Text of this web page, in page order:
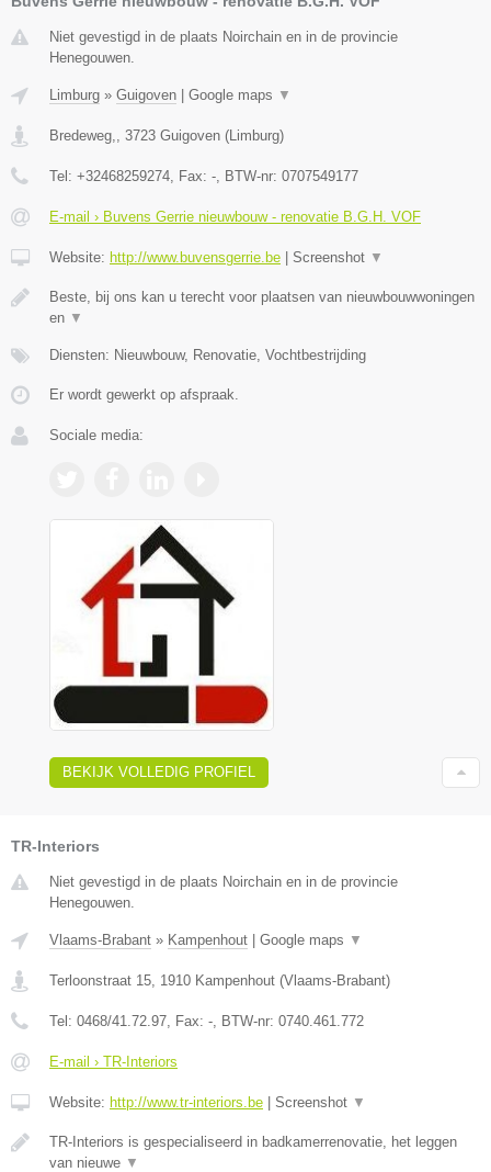
Niet gevestigd in de plaats Noirchain en in de provincie
Henegouwen.
Limburg » Guigoven | Google maps ▼
Bredeweg, 3723 Guigoven (Limburg)
Tel: +32468259274 , Fax: - , BTW-nr: 0707549177
E-mail › Buvens Gerrie nieuwbouw - renovatie B.G.H. VOF
Website: http://www.buvensgerrie.be | Screenshot ▼
Beste, bij ons kan u terecht voor plaatsen van nieuwbouwwoningen
en ▼
Diensten: Nieuwbouw, Renovatie, Vochtbestrijding
Er wordt gewerkt op afspraak.
Sociale media:
BEKIJK VOLLEDIG PROFIEL
TR-Interiors
Niet gevestigd in de plaats Noirchain en in de provincie
Henegouwen.
Vlaams-Brabant » Kampenhout | Google maps ▼
Terloonstraat 15 1910 Kampenhout (Vlaams-Brabant)
Tel: 0468/41.72.97 , Fax: - , BTW-nr: 0740.461.772
E-mail › TR-Interiors
Website: http://www.tr-interiors.be | Screenshot ▼
TR-Interiors is gespecialiseerd in badkamerrenovatie, het leggen
van nieuwe ▼